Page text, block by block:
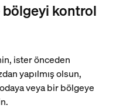
bölgeyi kontrol
ister önceden
yapılmış olsun,
veya bir bölgeye